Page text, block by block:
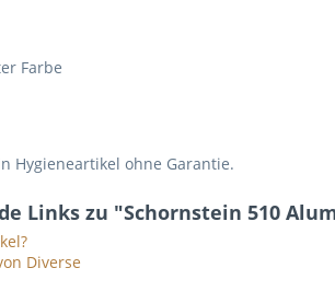
Farbe
Hygieneartikel ohne Garantie.
Links zu "Schornstein 510
Diverse